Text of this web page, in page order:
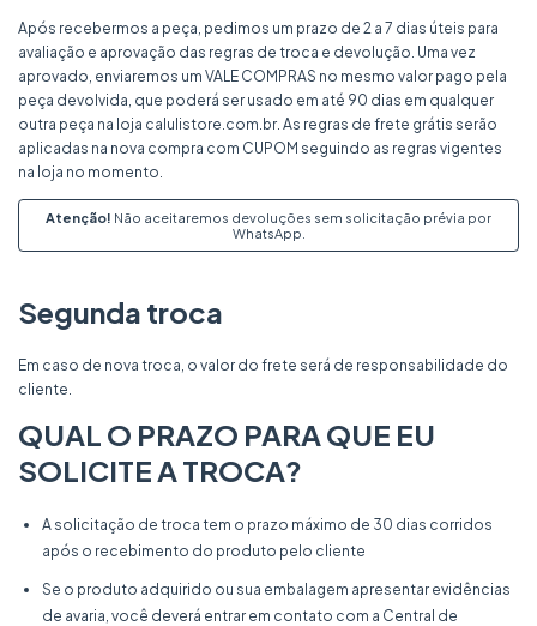
Após recebermos a peça, pedimos um prazo de 2 a 7 dias úteis para
avaliação e aprovação das regras de troca e devolução. Uma vez
aprovado, enviaremos um VALE COMPRAS no mesmo valor pago pela
peça devolvida, que poderá ser usado em até 90 dias em qualquer
outra peça na loja calulistore.com.br. As regras de frete grátis serão
aplicadas na nova compra com CUPOM seguindo as regras vigentes
na loja no momento.
Atenção! Não aceitaremos devoluções sem solicitação prévia por
WhatsApp.
Segunda troca
Em caso de nova troca, o valor do frete será de responsabilidade do
cliente.
QUAL O PRAZO PARA QUE EU
SOLICITE A TROCA?
A solicitação de troca tem o prazo máximo de 30 dias corridos
após o recebimento do produto pelo cliente
Se o produto adquirido ou sua embalagem apresentar evidências
de avaria, você deverá entrar em contato com a Central de